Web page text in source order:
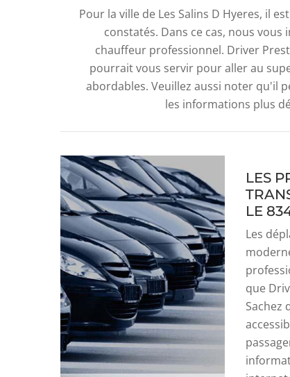
Pour la ville de Les Salins D Hyeres, il
constatés. Dans ce cas, nous
chauffeur professionnel. Driver
pourrait vous servir pour aller au
abordables. Veuillez aussi noter qu'il
les informations plus
LES
LE
Les
que
Sachez